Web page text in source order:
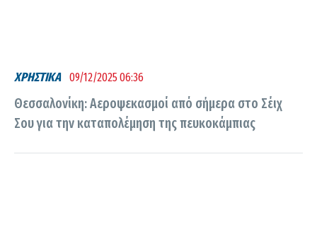
ΧΡΗΣΤΙΚΑ 09/12/2025 06:36
Θεσσαλονίκη: Αεροψεκασμοί από σήμερα στο Σέιχ
Σου για την καταπολέμηση της πευκοκάμπιας